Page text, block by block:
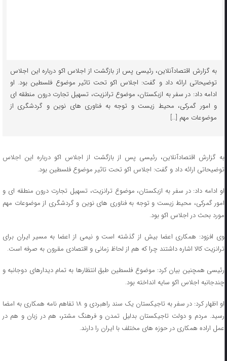
به گزارش اقتصادآنلاین، رئیسی پس از بازگشت از اجلاس اکو درباره این اجلاس
توضیحاتی ارائه داد و گفت: اجلاس اکو تحت تاثیر موضوع فلسطین بود. او
ادامه داد: در سفر به ازبکستان، موضوع ترانزیت، تسهیل تجارت درون منطقه ای
و امور گمرکی، محیط زیست و توجه به فناوری های نوین و گردشگری از
موضوعات مهم […]
به گزارش اقتصادآنلاین، رئیسی پس از بازگشت از اجلاس اکو درباره این اجلاس
توضیحاتی ارائه داد و گفت: اجلاس اکو تحت تاثیر موضوع فلسطین بود.
او ادامه داد: در سفر به ازبکستان، موضوع ترانزیت، تسهیل تجارت درون منطقه ای و
امور گمرکی، محیط زیست و توجه به فناوری های نوین و گردشگری از موضوعات مهم
مورد بحث در اجلاس اکو بود.
وی افزود: همکاری اعضا بیش از گذشته است و نیمی از اعضا به مسیر ایران برای
ترانزیت کالا اشاره داشتند چرا که هم از لحاظ زمانی و اقتصادی مقرون به صرفه است.
رئیسی همچنین بیان کرد: موضوع فلسطین طبق انتظارها به تمام دیدارهای دوجانبه و
چندجانبه اجلاس اکو سایه انداخته بود.
او اظهار کرد: در سفر به تاجیکستان یک سند راهبردی و ۱۸ تفاهم نامه همکاری به امضا
رسید. مردم و دولت تاجیکستان بدلیل تمدن و فرهنگ مشتر، هم در زبان و هم در
عمل اراده همکاری در حوزه های مختلف با ایران را دارند.